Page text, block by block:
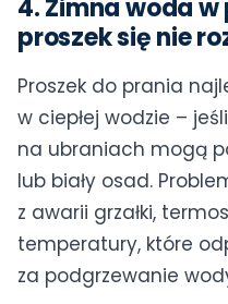
4. Zimna woda
proszek się nie
Proszek do prania
w ciepłej wodzie –
na ubraniach mogą
lub biały osad.
z awarii grzałki,
temperatury, które
za podgrzewanie